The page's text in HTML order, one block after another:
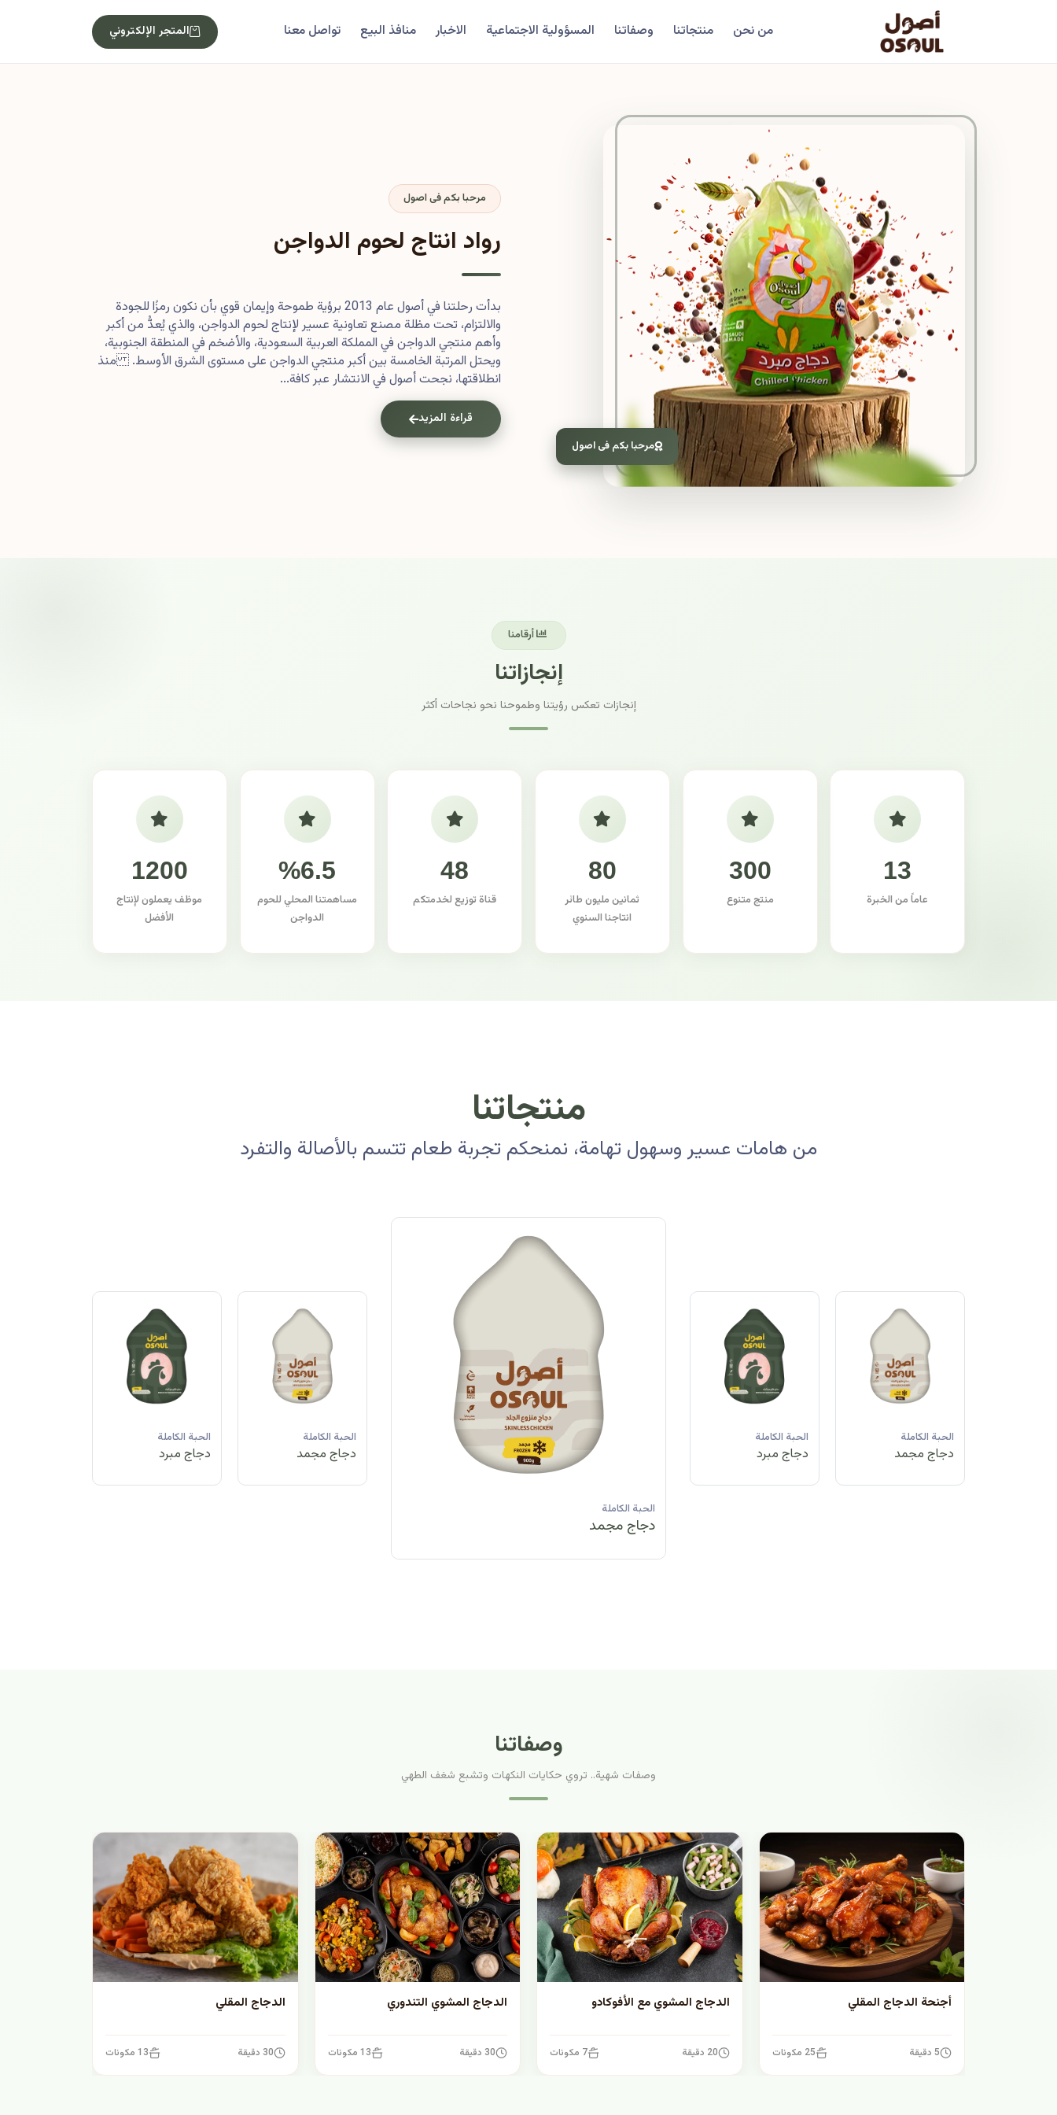
من نحن منتجاتنا وصفاتنا المسؤولية الاجتماعية الاخبار منافذ البيع تواصل معنا المتجر الإلكتروني
مرحبا بكم فى اصول
مرحبا بكم فى اصول
رواد انتاج لحوم الدواجن
بدأت رحلتنا في أصول عام 2013 برؤية طموحة وإيمان قوي بأن نكون رمزًا للجودة
والالتزام، تحت مظلة مصنع تعاونية عسير لإنتاج لحوم الدواجن، والذي يُعدُّ من أكبر
وأهم منتجي الدواجن في المملكة العربية السعودية، والأضخم في المنطقة الجنوبية،
ويحتل المرتبة الخامسة بين أكبر منتجي الدواجن على مستوى الشرق الأوسط. منذ
انطلاقتها، نجحت أصول في الانتشار عبر كافة...
قراءة المزيد
أرقامنا
إنجازاتنا
إنجازات تعكس رؤيتنا وطموحنا نحو نجاحات أكثر
13
عاماً من الخبرة
300
منتج متنوع
80
ثمانين مليون طائر
انتاجنا السنوي
48
قناة توزيع لخدمتكم
%6.5
مساهمتنا المحلي للحوم
الدواجن
1200
موظف يعملون لإنتاج
الأفضل
منتجاتنا
من هامات عسير وسهول تهامة، نمنحكم تجربة طعام تتسم بالأصالة والتفرد
الحبة الكاملة
دجاج مبرد
الحبة الكاملة
دجاج مجمد
الحبة الكاملة
دجاج مبرد
الحبة الكاملة
دجاج مجمد
الحبة الكاملة الحبة الكاملة
دجاج مجمد
الحبة الكاملة
دجاج مبرد
الحبة الكاملة
دجاج مجمد
وصفاتنا
وصفات شهية.. تروي حكايات النكهات وتشبع شغف الطهي
أجنحة الدجاج المقلي
5 دقيقة 25 مكونات
الدجاج المشوي مع الأفوكادو
20 دقيقة 7 مكونات
الدجاج المشوي التندوري
30 دقيقة 13 مكونات
الدجاج المقلي
30 دقيقة 13 مكونات